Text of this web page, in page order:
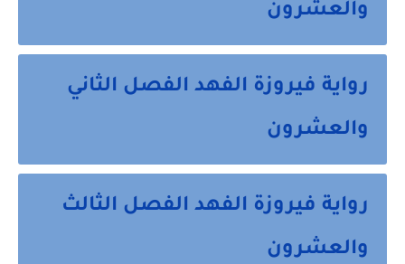
والعشرون
رواية فيروزة الفهد الفصل الثاني
والعشرون
رواية فيروزة الفهد الفصل الثالث
والعشرون